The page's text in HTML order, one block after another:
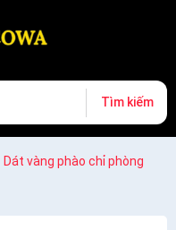
Tìm kiếm
Dát vàng phào chỉ phòng